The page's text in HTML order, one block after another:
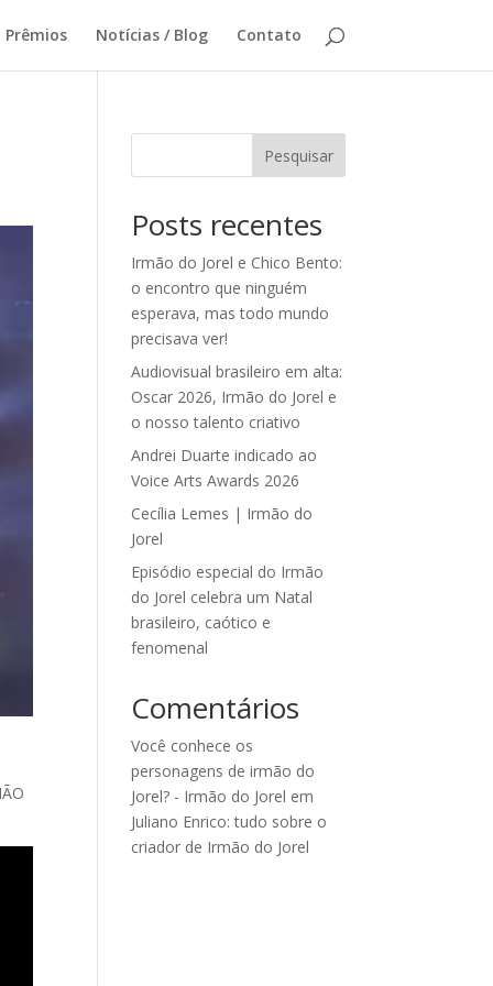
Prêmios Notícias / Blog Contato
Pesquisar
Posts recentes
Irmão do Jorel e Chico Bento:
o encontro que ninguém
esperava, mas todo mundo
precisava ver!
Audiovisual brasileiro em alta:
Oscar 2026, Irmão do Jorel e
o nosso talento criativo
Andrei Duarte indicado ao
Voice Arts Awards 2026
Cecília Lemes | Irmão do
Jorel
Episódio especial do Irmão
do Jorel celebra um Natal
brasileiro, caótico e
fenomenal
Comentários
Você conhece os
personagens de irmão do
Jorel? - Irmão do Jorel em
Juliano Enrico: tudo sobre o
criador de Irmão do Jorel